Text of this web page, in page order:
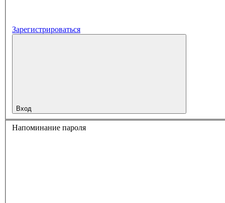
Зарегистрироваться
Вход
Напоминание пароля